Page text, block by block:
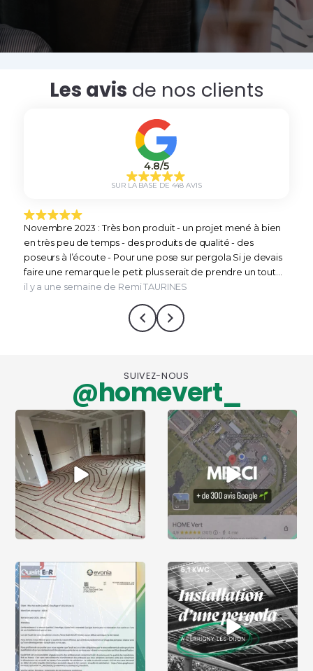
Les avis de nos clients
4.8/5
SUR LA BASE DE 448 AVIS
Novembre 2023 : Très bon produit - un projet mené à bien
en très peu de temps - des produits de qualité - des
poseurs à l’écoute - Pour une pose sur pergola Si je devais
faire une remarque le petit plus serait de prendre un tout
petit peu plus de temps pour les finitions esthétiques afin
travail est bel est bien là … Aout 2024: une équipe de poseur
toujours aussi agréable et formidable on fait installer 1kw
il y a une semaine de Remi TAURINES
SUIVEZ-NOUS
@homevert_